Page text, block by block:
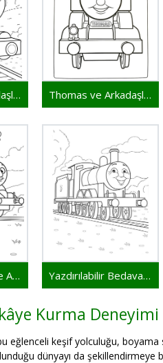
Thomas ve Arkadaşları Bedava Thomas ve Arkadaşları Renklendir
Yazdır Thomas ve Arkadaşları Yazdırılabilir Bedava Thomas ve Arkadaşları
Kurma Deneyimi
eğlenceli keşif yolculuğu, boyama
dünyayı da şekillendirmeye